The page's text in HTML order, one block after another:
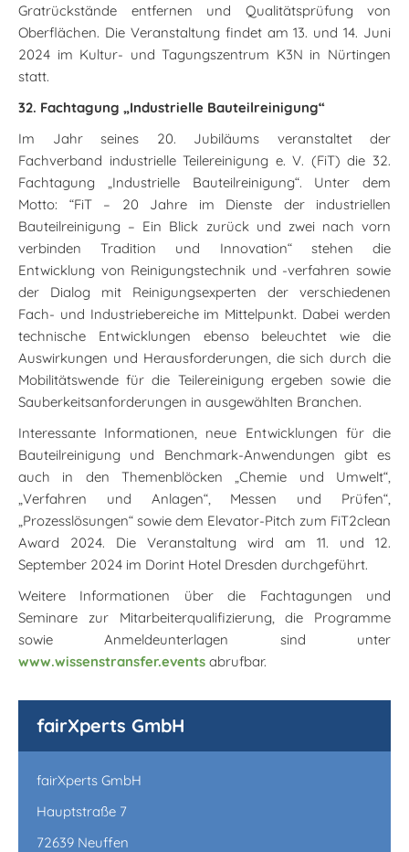
Gratrückstände entfernen und Qualitätsprüfung von
Oberflächen. Die Veranstaltung findet am 13. und 14. Juni
2024 im Kultur- und Tagungszentrum K3N in Nürtingen
statt.
32. Fachtagung „Industrielle Bauteilreinigung“
Im Jahr seines 20. Jubiläums veranstaltet der
Fachverband industrielle Teilereinigung e. V. (FiT) die 32.
Fachtagung „Industrielle Bauteilreinigung“. Unter dem
Motto: “FiT – 20 Jahre im Dienste der industriellen
Bauteilreinigung – Ein Blick zurück und zwei nach vorn
verbinden Tradition und Innovation“ stehen die
Entwicklung von Reinigungstechnik und -verfahren sowie
der Dialog mit Reinigungsexperten der verschiedenen
Fach- und Industriebereiche im Mittelpunkt. Dabei werden
technische Entwicklungen ebenso beleuchtet wie die
Auswirkungen und Herausforderungen, die sich durch die
Mobilitätswende für die Teilereinigung ergeben sowie die
Sauberkeitsanforderungen in ausgewählten Branchen.
Interessante Informationen, neue Entwicklungen für die
Bauteilreinigung und Benchmark-Anwendungen gibt es
auch in den Themenblöcken „Chemie und Umwelt“,
„Verfahren und Anlagen“, Messen und Prüfen“,
„Prozesslösungen“ sowie dem Elevator-Pitch zum FiT2clean
Award 2024. Die Veranstaltung wird am 11. und 12.
September 2024 im Dorint Hotel Dresden durchgeführt.
Weitere Informationen über die Fachtagungen und
Seminare zur Mitarbeiterqualifizierung, die Programme
sowie Anmeldeunterlagen sind unter
www.wissenstransfer.events abrufbar.
fairXperts GmbH
fairXperts GmbH
Hauptstraße 7
72639 Neuffen